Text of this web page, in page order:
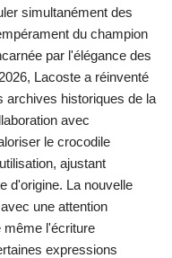
simultanément des
du champion
par l'élégance des
Lacoste a réinventé
archives historiques de la
avec
le crocodile
ajustant
d'origine. La nouvelle
une attention
même l'écriture
expressions